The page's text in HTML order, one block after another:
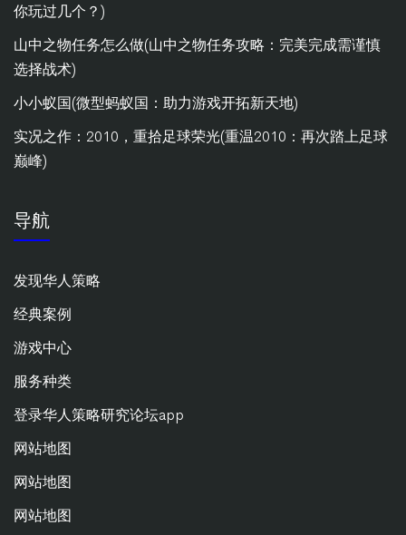
你玩过几个？)
山中之物任务怎么做(山中之物任务攻略：完美完成需谨慎
选择战术)
小小蚁国(微型蚂蚁国：助力游戏开拓新天地)
实况之作：2010，重拾足球荣光(重温2010：再次踏上足球
巅峰)
导航
发现华人策略
经典案例
游戏中心
服务种类
登录华人策略研究论坛app
网站地图
网站地图
网站地图